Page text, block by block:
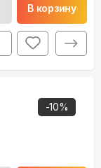
В корзину
-10%